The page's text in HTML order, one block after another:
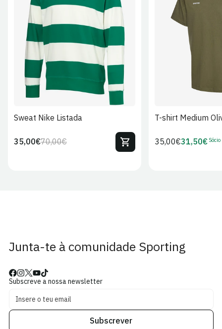
S XL 2XL
Sweat Nike Listada
Preço
70,00€Preço
35,00€
T-shirt Medium
Preço
35,00€Preço
31,50€ Sócio
Junta-te à comunidade Sporting
Subscreve a nossa newsletter
Subscrever